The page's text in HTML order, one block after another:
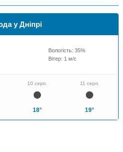
у Дніпрі
Вологість: 35%
Вітер: 1 м/с
10 серп.
18°
11 серп.
19°